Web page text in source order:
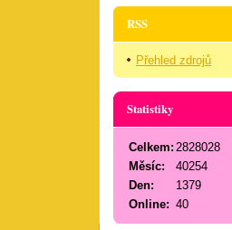
RSS
Přehled zdrojů
Statistiky
Online: 40
Celkem: 2828028
Měsíc:
40254
Den:
1379